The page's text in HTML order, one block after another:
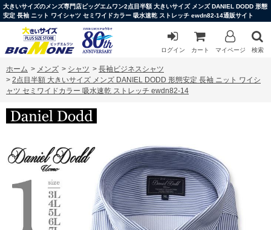
大きいサイズのメンズ専門店ビッグエムワン2点目半額 大きいサイズ メンズ DANIEL DODD 形態
安定 長袖 ニット ワイシャツ セミワイドカラー 吸水速乾 ストレッチ ewdn82-14通販サイト
ログイン カート マイページ 検索
ホーム > メンズ > シャツ > 長袖ビジネスシャツ
> 2点目半額 大きいサイズ メンズ DANIEL DODD 形態安定 長袖 ニット ワイシ
ャツ セミワイドカラー 吸水速乾 ストレッチ ewdn82-14